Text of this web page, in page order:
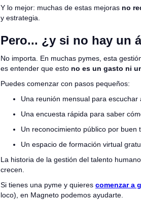
Y lo mejor: muchas de estas mejoras no
y estrategia.
Pero... ¿y si no hay un
No importa. En muchas pymes, esta
es entender que esto no es un gasto ni
Puedes comenzar con pasos pequeños:
Una reunión mensual para escuchar
Una encuesta rápida para saber
Un reconocimiento público por buen
Un espacio de formación virtual
La historia de la gestión del talento
crecen.
Si tienes una pyme y quieres comenzar a
loco), en Magneto podemos ayudarte.